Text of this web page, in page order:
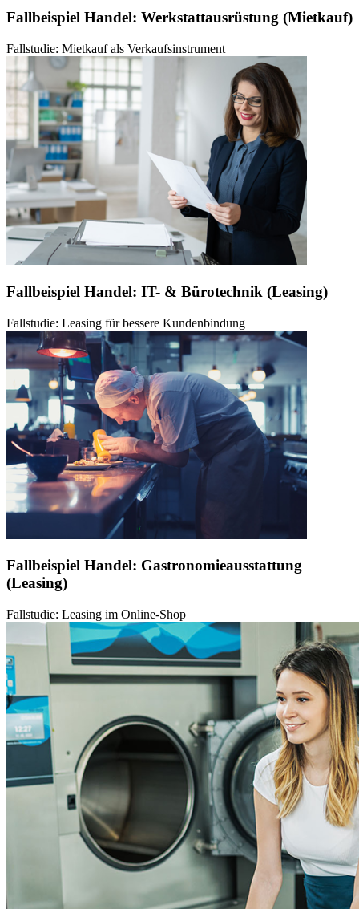
Fallbeispiel Handel: Werkstattausrüstung (Mietkauf)
Fallstudie: Mietkauf als Verkaufsinstrument
Fallbeispiel Handel: IT- & Bürotechnik (Leasing)
Fallstudie: Leasing für bessere Kundenbindung
Fallbeispiel Handel: Gastronomieausstattung
(Leasing)
Fallstudie: Leasing im Online-Shop